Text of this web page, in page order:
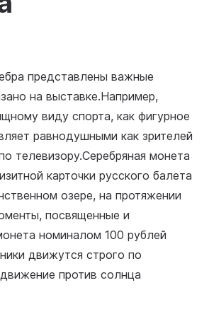
представлены важные
на выставке.Например,
виду спорта, как фигурное
равнодушными как зрителей
телевизору.Серебряная монета
карточки русского балета
озере, на протяжении
посвященные и
номиналом 100 рублей
движутся строго по
против солнца